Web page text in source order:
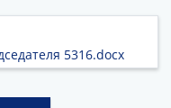
обсуждения
5316.docx